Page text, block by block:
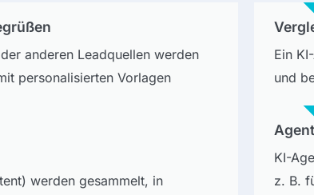
anderen Leadquellen werden
personalisierten Vorlagen
werden gesammelt, in
Ein
und
KI-
z. B.